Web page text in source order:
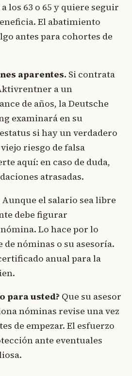
los 63 o 65 y quiere seguir
El abatimiento
antes para cohortes de
aparentes. Si contrata
a un
de años, la Deutsche
examinará en su
si hay un verdadero
riesgo de falsa
aquí: en caso de duda,
atrasadas.
Aunque el salario sea libre
debe figurar
Lo hace por lo
de nóminas o su asesoría.
anual para la
para usted? Que su asesor
nóminas revise una vez
de empezar. El esfuerzo
ante eventuales